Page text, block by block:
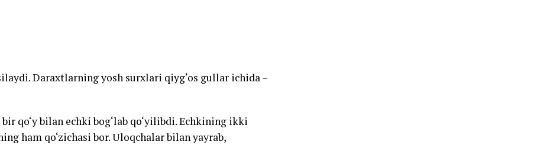
Daraxtlarning yosh surxlari qiyg‘os gullar ichida –
qo‘y bilan echki bog‘lab qo‘yilibdi. Echkining ikki
ham qo‘zichasi bor. Uloqchalar bilan yayrab,